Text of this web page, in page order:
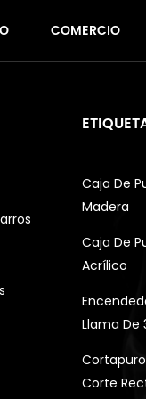
COMERCIO
Caja De
Madera
Caja De
Acrílico
Llama De
Corte